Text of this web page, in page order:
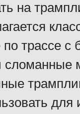
на
по трассе
сломанные